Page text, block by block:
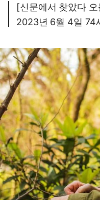
[신문에서 찾았다
2023년 6월 4일 74